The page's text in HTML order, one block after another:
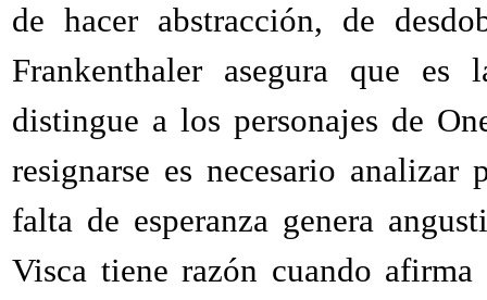
de hacer abstracción, de
Frankenthaler asegura que
distingue a los personajes de
resignarse es necesario
falta de esperanza genera
Visca tiene razón cuando